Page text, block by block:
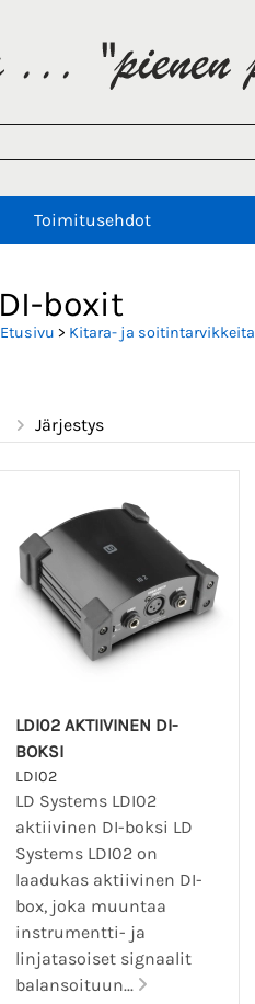
Toimitusehdot
DI-boxit
Etusivu > Kitara- ja soitintarvikkeita
Järjestys
LDI02 AKTIIVINEN DI-
BOKSI
LDI02
LD Systems LDI02
aktiivinen DI-boksi LD
Systems LDI02 on
laadukas aktiivinen DI-
box, joka muuntaa
instrumentti- ja
linjatasoiset signaalit
balansoituun...